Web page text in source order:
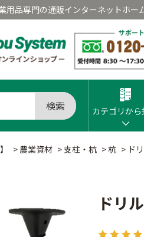
用品専門の通販インターネットホー
検索 カテゴリから
> 農業資材 >支柱・杭 >杭 > ド
ドリ